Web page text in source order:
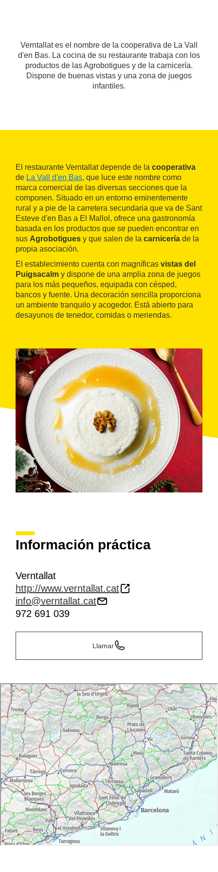
Verntallat es el nombre de la cooperativa de La Vall
d'en Bas. La cocina de su restaurante trabaja con los
productos de las Agrobotigues y de la carnicería.
Dispone de buenas vistas y una zona de juegos
infantiles.
El restaurante Verntallat depende de la cooperativa
de La Vall d'en Bas, que luce este nombre como
marca comercial de las diversas secciones que la
componen. Situado en un entorno eminentemente
rural y a pie de la carretera secundaria que va de Sant
Esteve d'en Bas a El Mallol, ofrece una gastronomía
basada en los productos que se pueden encontrar en
sus Agrobotigues y que salen de la carnicería de la
propia asociación.
El establecimiento cuenta con magníficas vistas del
Puigsacalm y dispone de una amplia zona de juegos
para los más pequeños, equipada con césped,
bancos y fuente. Una decoración sencilla proporciona
un ambiente tranquilo y acogedor. Está abierto para
desayunos de tenedor, comidas o meriendas.
Información práctica
Verntallat
http://www.verntallat.cat
info@verntallat.cat
972 691 039
Llamar